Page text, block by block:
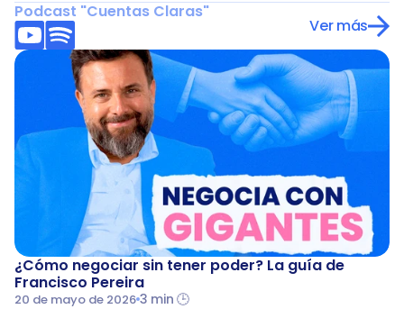
Podcast "Cuentas Claras"
Ver más
¿Cómo negociar sin tener poder? La guía de
Francisco Pereira
20 de mayo de 2026 3 min 🕒